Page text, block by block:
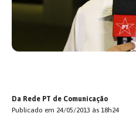
Da Rede PT de Comunicação
Publicado em 24/05/2013 às 18h24